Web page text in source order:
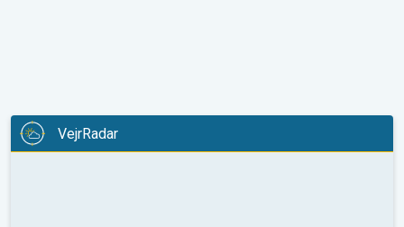
VejrRadar